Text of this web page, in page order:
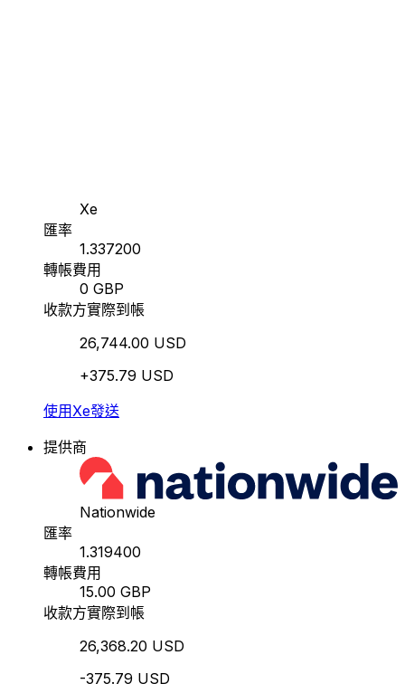
Xe
匯率
1.337200
轉帳費用
0 GBP
收款方實際到帳
26,744.00 USD
+375.79 USD
使用Xe發送
提供商
Nationwide
匯率
1.319400
轉帳費用
15.00 GBP
收款方實際到帳
26,368.20 USD
-375.79 USD